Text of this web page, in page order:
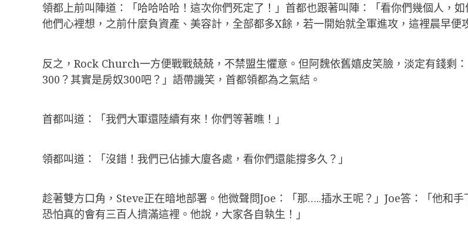
領都上前叫陣道：「哈哈哈哈！這次你們死定了！」首都也跟著叫陣：「看你們幾個人，
他們心裡想，之前什麼負資產、美容計，全部都多X餘，若一開始就全軍進攻，這裡晨早便
反之，Rock Church一方便戰戰兢兢，不禁盟生懼意。但阿魏依舊嬉皮笑臉，淡定有錢剩
300？其實是房奴300吧？」語帶譏笑，首都領都為之氣結。
首都叫道：「我們大軍還陸續有來！你們等著瞧！」
領都叫道：「沒錯！我們已佔據大廈各處，看你們還能撐多久？」
趁著雙方口角，Steve正在暗地部署。他微聲問Joe：「那…..插水王呢？」Joe答：「他和
恐怕真的會有三百人擠滿這裡。他說，大家各自執生！」